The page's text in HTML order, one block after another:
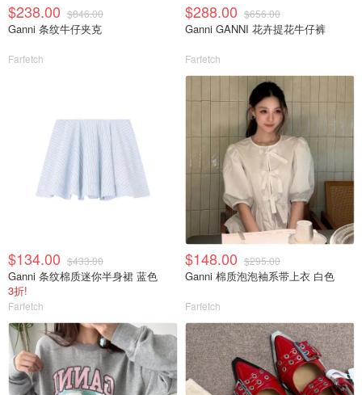
$238.00 $846.00
Ganni 条纹牛仔夹克
Farfetch
$288.00 $656.00
Ganni GANNI 花卉提花牛仔裤
Farfetch
$134.00 $433.00
Ganni 条纹棉质迷你半身裙 蓝色
3折!
Farfetch
$148.00 $295.00
Ganni 棉质泡泡袖系带上衣 白色
Farfetch